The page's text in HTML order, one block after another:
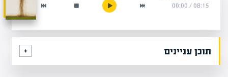
08:15
/
00:00
תוכן עניינים